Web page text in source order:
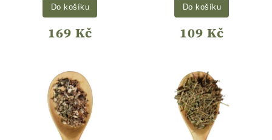
169 Kč
Do košíku
109 Kč
Do košíku